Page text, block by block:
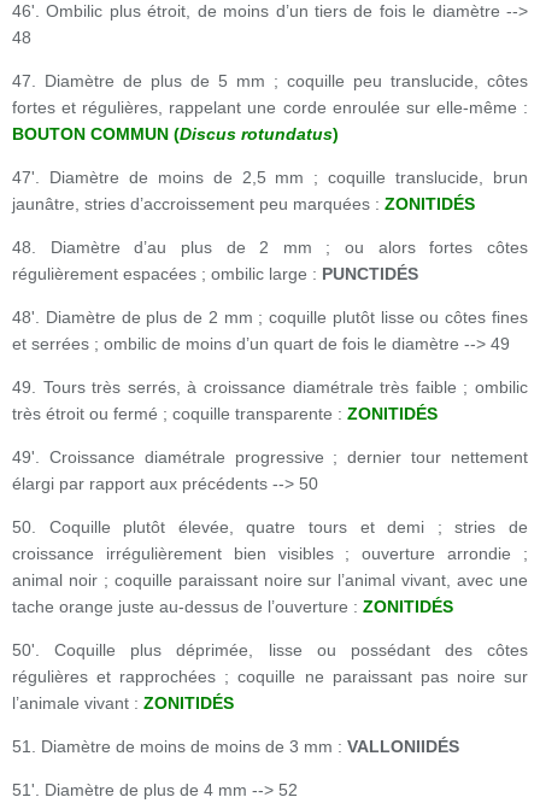
46'. Ombilic plus étroit, de moins d’un tiers de fois le diamètre -->
48
47. Diamètre de plus de 5 mm ; coquille peu translucide, côtes
fortes et régulières, rappelant une corde enroulée sur elle-même :
BOUTON COMMUN (Discus rotundatus)
47'. Diamètre de moins de 2,5 mm ; coquille translucide, brun
jaunâtre, stries d’accroissement peu marquées : ZONITIDÉS
48. Diamètre d’au plus de 2 mm ; ou alors fortes côtes
régulièrement espacées ; ombilic large : PUNCTIDÉS
48'. Diamètre de plus de 2 mm ; coquille plutôt lisse ou côtes fines
et serrées ; ombilic de moins d’un quart de fois le diamètre --> 49
49. Tours très serrés, à croissance diamétrale très faible ; ombilic
très étroit ou fermé ; coquille transparente : ZONITIDÉS
49'. Croissance diamétrale progressive ; dernier tour nettement
élargi par rapport aux précédents --> 50
50. Coquille plutôt élevée, quatre tours et demi ; stries de
croissance irrégulièrement bien visibles ; ouverture arrondie ;
animal noir ; coquille paraissant noire sur l’animal vivant, avec une
tache orange juste au-dessus de l’ouverture : ZONITIDÉS
50'. Coquille plus déprimée, lisse ou possédant des côtes
régulières et rapprochées ; coquille ne paraissant pas noire sur
l’animale vivant : ZONITIDÉS
51. Diamètre de moins de moins de 3 mm : VALLONIIDÉS
51'. Diamètre de plus de 4 mm --> 52